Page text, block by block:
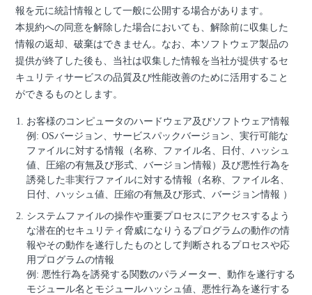
報を元に統計情報として一般に公開する場合があります。
本規約への同意を解除した場合においても、解除前に収集した
情報の返却、破棄はできません。なお、本ソフトウェア製品の
提供が終了した後も、当社は収集した情報を当社が提供するセ
キュリティサービスの品質及び性能改善のために活用すること
ができるものとします。
お客様のコンピュータのハードウェア及びソフトウェア情報
例: OSバージョン、サービスパックバージョン、実行可能な
ファイルに対する情報（名称、ファイル名、日付、ハッシュ
値、圧縮の有無及び形式、バージョン情報）及び悪性行為を
誘発した非実行ファイルに対する情報（名称、ファイル名、
日付、ハッシュ値、圧縮の有無及び形式、バージョン情報 ）
システムファイルの操作や重要プロセスにアクセスするよう
な潜在的セキュリティ脅威になりうるプログラムの動作の情
報やその動作を遂行したものとして判断されるプロセスや応
用プログラムの情報
例: 悪性行為を誘発する関数のパラメーター、動作を遂行する
モジュール名とモジュールハッシュ値、悪性行為を遂行する